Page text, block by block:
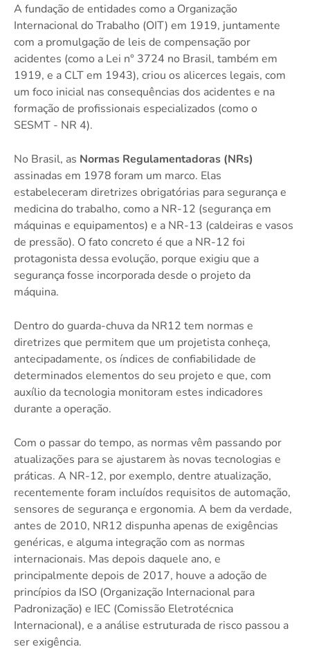
A fundação de entidades como a Organização
Internacional do Trabalho (OIT) em 1919, juntamente
com a promulgação de leis de compensação por
acidentes (como a Lei n° 3724 no Brasil, também em
1919, e a CLT em 1943), criou os alicerces legais, com
um foco inicial nas consequências dos acidentes e na
formação de profissionais especializados (como o
SESMT - NR 4).
No Brasil, as Normas Regulamentadoras (NRs)
assinadas em 1978 foram um marco. Elas
estabeleceram diretrizes obrigatórias para segurança e
medicina do trabalho, como a NR-12 (segurança em
máquinas e equipamentos) e a NR-13 (caldeiras e vasos
de pressão). O fato concreto é que a NR-12 foi
protagonista dessa evolução, porque exigiu que a
segurança fosse incorporada desde o projeto da
máquina.
Dentro do guarda-chuva da NR12 tem normas e
diretrizes que permitem que um projetista conheça,
antecipadamente, os índices de confiabilidade de
determinados elementos do seu projeto e que, com
auxílio da tecnologia monitoram estes indicadores
durante a operação.
Com o passar do tempo, as normas vêm passando por
atualizações para se ajustarem às novas tecnologias e
práticas. A NR-12, por exemplo, dentre atualização,
recentemente foram incluídos requisitos de automação,
sensores de segurança e ergonomia. A bem da verdade,
antes de 2010, NR12 dispunha apenas de exigências
genéricas, e alguma integração com as normas
internacionais. Mas depois daquele ano, e
principalmente depois de 2017, houve a adoção de
princípios da ISO (Organização Internacional para
Padronização) e IEC (Comissão Eletrotécnica
Internacional), e a análise estruturada de risco passou a
ser exigência.